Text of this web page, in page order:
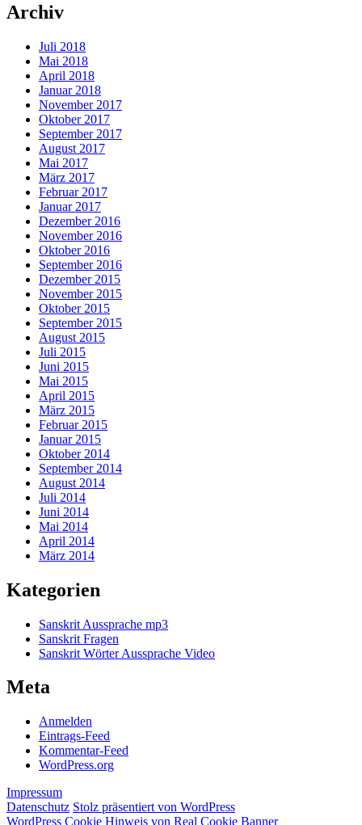
Archiv
Juli 2018
Mai 2018
April 2018
Januar 2018
November 2017
Oktober 2017
September 2017
August 2017
Mai 2017
März 2017
Februar 2017
Januar 2017
Dezember 2016
November 2016
Oktober 2016
September 2016
Dezember 2015
November 2015
Oktober 2015
September 2015
August 2015
Juli 2015
Juni 2015
Mai 2015
April 2015
März 2015
Februar 2015
Januar 2015
Oktober 2014
September 2014
August 2014
Juli 2014
Juni 2014
Mai 2014
April 2014
März 2014
Kategorien
Sanskrit Aussprache mp3
Sanskrit Fragen
Sanskrit Wörter Aussprache Video
Meta
Anmelden
Eintrags-Feed
Kommentar-Feed
WordPress.org
Impressum
Datenschutz Stolz präsentiert von WordPress
WordPress Cookie Hinweis von Real Cookie Banner